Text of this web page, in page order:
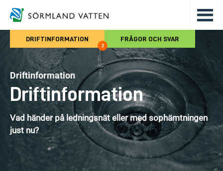
Hoppa till det huvudsakliga
DRIFTINFORMATION
2
FRÅGOR OCH SVAR
Driftinformation
Driftinformation
Vad händer på ledningsnät eller med sophämtningen
just nu?